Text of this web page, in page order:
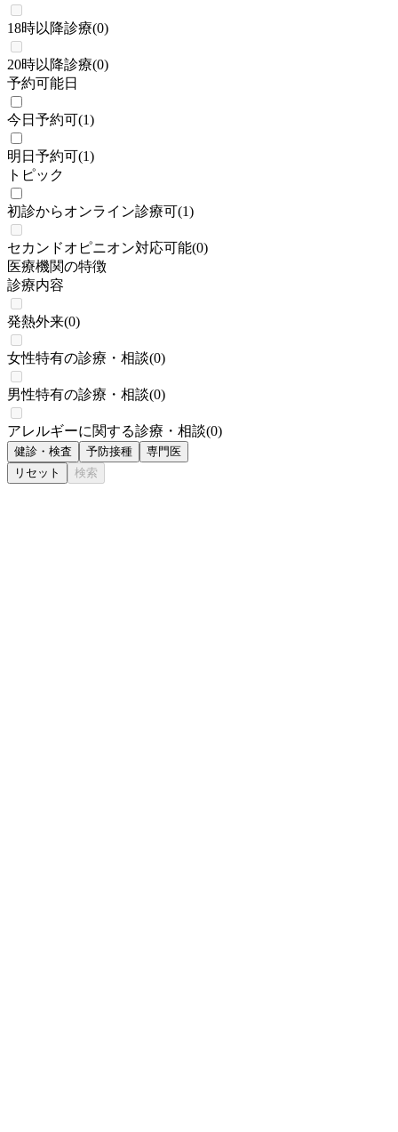
18時以降診療(0)
20時以降診療(0)
予約可能日
今日予約可(1)
明日予約可(1)
トピック
初診からオンライン診療可(1)
セカンドオピニオン対応可能(0)
医療機関の特徴
診療内容
発熱外来(0)
女性特有の診療・相談(0)
男性特有の診療・相談(0)
アレルギーに関する診療・相談(0)
健診・検査 予防接種
専門医
リセット
検索